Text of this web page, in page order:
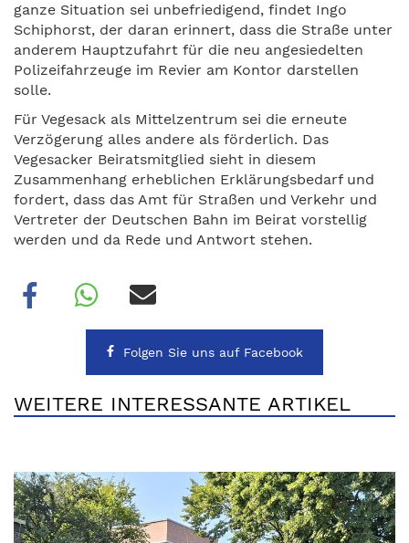
ganze Situation sei unbefriedigend, findet Ingo
Schiphorst, der daran erinnert, dass die Straße unter
anderem Hauptzufahrt für die neu angesiedelten
Polizeifahrzeuge im Revier am Kontor darstellen
solle.
Für Vegesack als Mittelzentrum sei die erneute
Verzögerung alles andere als förderlich. Das
Vegesacker Beiratsmitglied sieht in diesem
Zusammenhang erheblichen Erklärungsbedarf und
fordert, dass das Amt für Straßen und Verkehr und
Vertreter der Deutschen Bahn im Beirat vorstellig
werden und da Rede und Antwort stehen.
Folgen Sie uns auf Facebook
WEITERE INTERESSANTE ARTIKEL